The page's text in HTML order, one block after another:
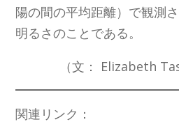
陽の間の平均距離）で観測
明るさのことである。
（文： Elizabeth
関連リンク：